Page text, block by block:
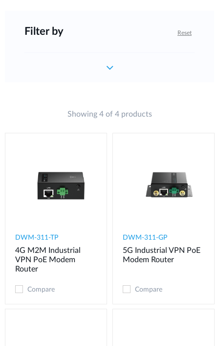
Filter by Reset
Showing 4 of 4 products
DWM-311-TP
4G M2M Industrial
VPN PoE Modem​
Router
Compare
DWM-311-GP
5G Industrial VPN PoE
Modem​ Router
Compare